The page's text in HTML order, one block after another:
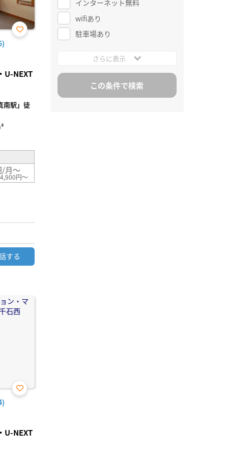
お気
U-NEXT
南駅」徒
/月～
円～
する
お気
U-NEXT
インターネット無料
wifiあり
駐車場あり
さらに表示